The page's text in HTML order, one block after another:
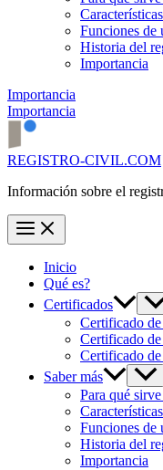
Funciones de
Historia del
Importancia
Importancia
Importancia
REGISTRO-CIVIL.COM
Información sobre el
Inicio
Qué es?
Certificados
Certificado
Certificado
Certificado
Saber más
Para qué
Funciones de
Historia del
Importancia